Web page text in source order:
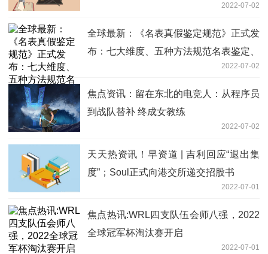
2022-07-02
全球最新：《名表真假鉴定规范》正式发
布：七大维度、五种方法规范名表鉴定、
2022-07-02
焦点资讯：留在东北的电竞人：从程序员
到战队替补 终成女教练
2022-07-02
天天热资讯！早资道 | 吉利回应“退出集
度”；Soul正式向港交所递交招股书
2022-07-01
焦点热讯:WRL四支队伍会师八强，2022
全球冠军杯淘汰赛开启
2022-07-01